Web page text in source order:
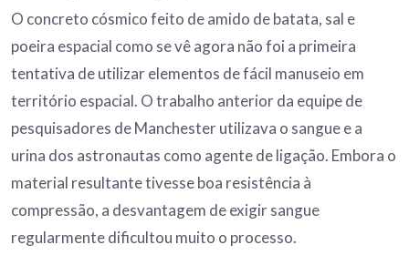
O concreto cósmico feito de amido de batata, sal e
poeira espacial como se vê agora não foi a primeira
tentativa de utilizar elementos de fácil manuseio em
território espacial. O trabalho anterior da equipe de
pesquisadores de Manchester utilizava o sangue e a
urina dos astronautas como agente de ligação. Embora o
material resultante tivesse boa resistência à
compressão, a desvantagem de exigir sangue
regularmente dificultou muito o processo.